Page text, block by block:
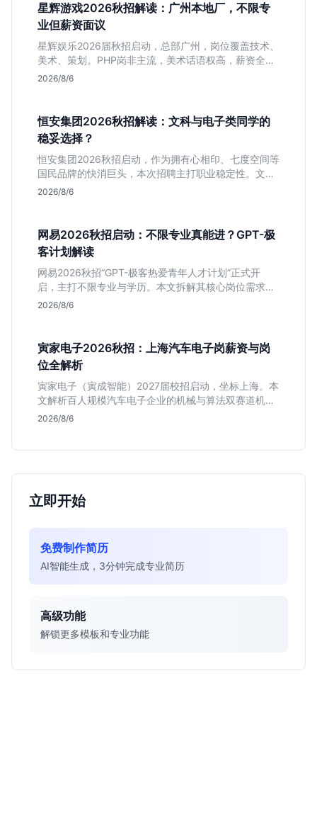
星辉游戏2026秋招解读：广州本地厂，不限专
业但薪资面议
星辉娱乐2026届秋招启动，总部广州，岗位覆盖技术、
美术、策划。PHP岗非主流，美术话语权高，薪资全面
面议。适合想接触项目全流程的应届生，追求大厂光环
2026/8/6
恒安集团2026秋招解读：文科与电子类同学的
稳妥选择？
恒安集团2026秋招启动，作为拥有心相印、七度空间等
国民品牌的快消巨头，本次招聘主打职业稳定性。文章
深度解析管培生项目，明确文商科主攻品牌营销、理工
2026/8/6
网易2026秋招启动：不限专业真能进？GPT-极
客计划解读
网易2026秋招“GPT-极客热爱青年人才计划”正式开
启，主打不限专业与学历。本文拆解其核心岗位需求
（技术研发、游戏策划、算法），分析非科班同学的投
2026/8/6
寅家电子2026秋招：上海汽车电子岗薪资与岗
位全解析
寅家电子（寅成智能）2027届校招启动，坐标上海。本
文解析百人规模汽车电子企业的机械与算法双赛道机
会，分析薪资面议背后的含金量及应届生成长路径，助
2026/8/6
立即开始
免费制作简历
AI智能生成，3分钟完成专业简历
高级功能
解锁更多模板和专业功能